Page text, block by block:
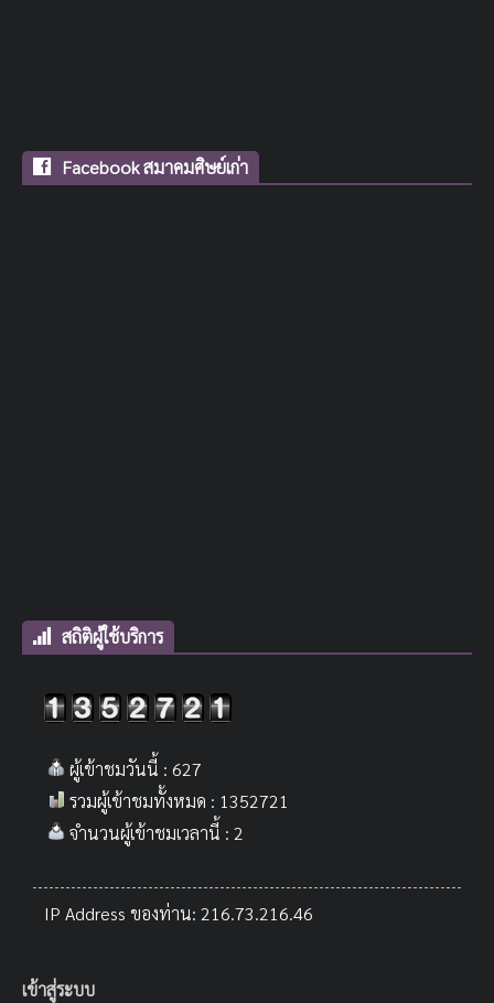
Facebook สมาคมศิษย์เก่า
สถิติผู้ใช้บริการ
ผู้เข้าชมวันนี้ : 627
รวมผู้เข้าชมทั้งหมด : 1352721
จำนวนผู้เข้าชมเวลานี้ : 2
IP Address ของท่าน: 216.73.216.46
เข้าสู่ระบบ